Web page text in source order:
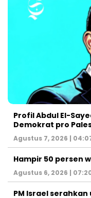
Profil Abdul El-
Demokrat pro
Agustus 7, 2026 |
Hampir 50 persen
Agustus 6, 2026 |
PM Israel serahkan